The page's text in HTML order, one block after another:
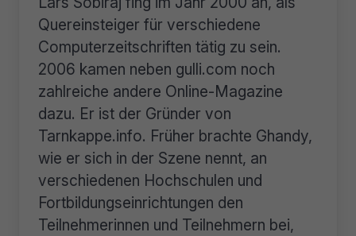
Quereinsteiger für verschiedene
Computerzeitschriften tätig zu sein.
2006 kamen neben gulli.com noch
zahlreiche andere Online-Magazine
dazu. Er ist der Gründer von
Tarnkappe.info. Früher brachte Ghandy,
wie er sich in der Szene nennt, an
verschiedenen Hochschulen und
Fortbildungseinrichtungen den
Teilnehmerinnen und Teilnehmern bei,